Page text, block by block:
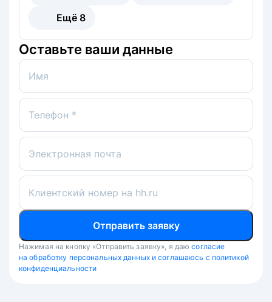
Ещё 8
Оставьте ваши данные
Имя
Телефон *
Электронная почта
Клиентский номер на hh.ru
Отправить заявку
Нажимая на кнопку «Отправить заявку», я даю согласие
на обработку персональных данных и соглашаюсь с политикой
конфиденциальности